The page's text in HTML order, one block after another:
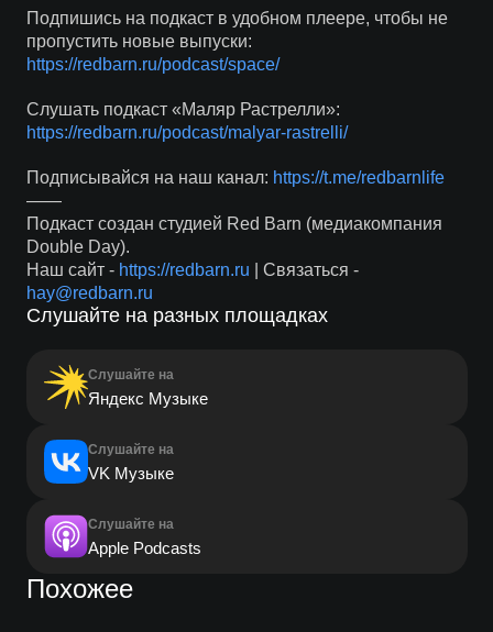
Подпишись на подкаст в удобном плеере, чтобы не
пропустить новые выпуски:
https://redbarn.ru/podcast/space/
Слушать подкаст «Маляр Растрелли»:
https://redbarn.ru/podcast/malyar-rastrelli/
Подписывайся на наш канал: https://t.me/redbarnlife
——
Подкаст создан студией Red Barn (медиакомпания
Double Day).
Наш сайт - https://redbarn.ru | Связаться -
hay@redbarn.ru
Слушайте на разных площадках
Слушайте на
Яндекс Музыке
Слушайте на
VK Музыке
Слушайте на
Apple Podcasts
Похожее